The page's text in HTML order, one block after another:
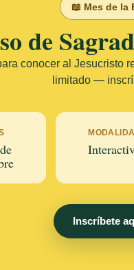
📖 Mes de la
de
conocer al Jesucristo
limitado —
Inscríbete